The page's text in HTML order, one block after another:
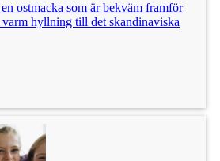
ostmacka som är bekväm framför
hyllning till det skandinaviska